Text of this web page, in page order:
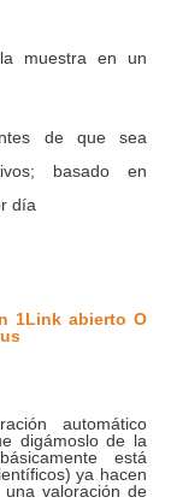
muestra en un
de que sea
basado en
día
1Link abierto O
automático
digámoslo de la
está
ya hacen
valoración de